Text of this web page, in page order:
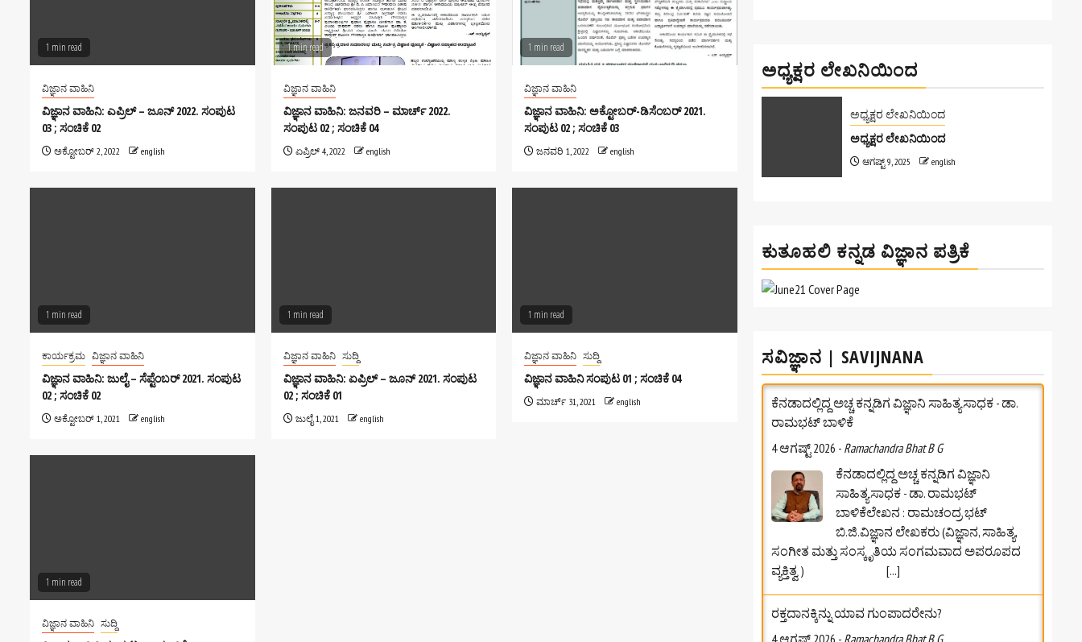
1 min read
ವಿಜ್ಞಾನ ವಾಹಿನಿ
ವಿಜ್ಞಾನ ವಾಹಿನಿ: ಎಪ್ರಿಲ್ – ಜೂನ್ 2022. ಸಂಪುಟ
03 ; ಸಂಚಿಕೆ 02
ಅಕ್ಟೋಬರ್ 2, 2022 english
1 min read
ವಿಜ್ಞಾನ ವಾಹಿನಿ
ವಿಜ್ಞಾನ ವಾಹಿನಿ: ಜನವರಿ – ಮಾರ್ಚ್ 2022.
ಸಂಪುಟ 02 ; ಸಂಚಿಕೆ 04
ಏಪ್ರಿಲ್ 4, 2022 english
1 min read
ವಿಜ್ಞಾನ ವಾಹಿನಿ
ವಿಜ್ಞಾನ ವಾಹಿನಿ: ಅಕ್ಟೋಬರ್-ಡಿಸೆಂಬರ್ 2021.
ಸಂಪುಟ 02 ; ಸಂಚಿಕೆ 03
ಜನವರಿ 1, 2022 english
1 min read
ಕಾರ್ಯಕ್ರಮ ವಿಜ್ಞಾನ ವಾಹಿನಿ
ವಿಜ್ಞಾನ ವಾಹಿನಿ: ಜುಲೈ – ಸೆಪ್ಟೆಂಬರ್ 2021. ಸಂಪುಟ
02 ; ಸಂಚಿಕೆ 02
ಅಕ್ಟೋಬರ್ 1, 2021 english
1 min read
ವಿಜ್ಞಾನ ವಾಹಿನಿ ಸುದ್ದಿ
ವಿಜ್ಞಾನ ವಾಹಿನಿ: ಏಪ್ರಿಲ್ – ಜೂನ್ 2021. ಸಂಪುಟ
02 ; ಸಂಚಿಕೆ 01
ಜುಲೈ 1, 2021 english
1 min read
ವಿಜ್ಞಾನ ವಾಹಿನಿ ಸುದ್ದಿ
ವಿಜ್ಞಾನ ವಾಹಿನಿ ಸಂಪುಟ 01 ; ಸಂಚಿಕೆ 04
ಮಾರ್ಚ್ 31, 2021 english
1 min read
ವಿಜ್ಞಾನ ವಾಹಿನಿ ಸುದ್ದಿ
ಅಧ್ಯಕ್ಷರ ಲೇಖನಿಯಿಂದ
ಅಧ್ಯಕ್ಷರ ಲೇಖನಿಯಿಂದ
ಅಧ್ಯಕ್ಷರ ಲೇಖನಿಯಿಂದ
ಆಗಷ್ಟ್ 9, 2025 english
ಕುತೂಹಲಿ ಕನ್ನಡ ವಿಜ್ಞಾನ ಪತ್ರಿಕೆ
ಸವಿಜ್ಞಾನ | SAVIJNANA
ಕೆನಡಾದಲ್ಲಿದ್ದ ಅಚ್ಚ ಕನ್ನಡಿಗ ವಿಜ್ಞಾನಿ ಸಾಹಿತ್ಯಸಾಧಕ - ಡಾ.
ರಾಮಭಟ್‌ ಬಾಳಿಕೆ
4 ಆಗಷ್ಟ್ 2026 - Ramachandra Bhat B G
ಕೆನಡಾದಲ್ಲಿದ್ದ ಅಚ್ಚ ಕನ್ನಡಿಗ ವಿಜ್ಞಾನಿ
ಸಾಹಿತ್ಯಸಾಧಕ - ಡಾ. ರಾಮಭಟ್‌
ಬಾಳಿಕೆಲೇಖನ : ರಾಮಚಂದ್ರ ಭಟ್
ಬಿ.ಜಿ.ವಿಜ್ಞಾನ ಲೇಖಕರು (ವಿಜ್ಞಾನ, ಸಾಹಿತ್ಯ,
ಸಂಗೀತ ಮತ್ತು ಸಂಸ್ಕೃತಿಯ ಸಂಗಮವಾದ ಅಪರೂಪದ
ವ್ಯಕ್ತಿತ್ವ ) [...]
ರಕ್ತದಾನಕ್ಕಿನ್ನು ಯಾವ ಗುಂಪಾದರೇನು?
4 ಆಗಷ್ಟ್ 2026 - Ramachandra Bhat B G